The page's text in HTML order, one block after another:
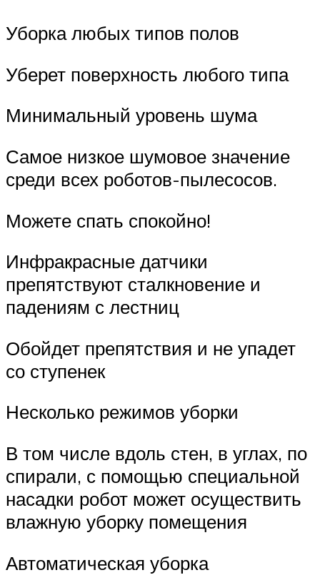
Уборка любых типов полов
Уберет поверхность любого типа
Минимальный уровень шума
Самое низкое шумовое значение
среди всех роботов-пылесосов.
Можете спать спокойно!
Инфракрасные датчики
препятствуют сталкновение и
падениям с лестниц
Обойдет препятствия и не упадет
со ступенек
Несколько режимов уборки
В том числе вдоль стен, в углах, по
спирали, с помощью специальной
насадки робот может осуществить
влажную уборку помещения
Автоматическая уборка